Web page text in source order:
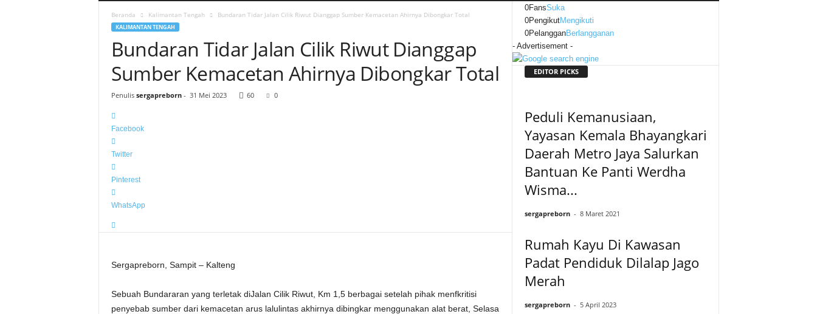
Beranda Kalimantan Tengah Bundaran Tidar Jalan Cilik Riwut Dianggap Sumber Kemacetan Ahirnya Dibongkar Total
KALIMANTAN TENGAH
Bundaran Tidar Jalan Cilik Riwut Dianggap
Sumber Kemacetan Ahirnya Dibongkar Total
Penulis sergapreborn- 31 Mei 2023 60 0
Facebook
Twitter
Pinterest
WhatsApp
Sergapreborn, Sampit – Kalteng
Sebuah Bundararan yang terletak diJalan Cilik Riwut, Km 1,5 berbagai setelah pihak menfkritisi
penyebab sumber dari kemacetan arus lalulintas akhirnya dibingkar menggunakan alat berat, Selasa
0FansSuka
0PengikutMengikuti
0PelangganBerlangganan
- Advertisement -
EDITOR PICKS
Peduli Kemanusiaan,
Yayasan Kemala Bhayangkari
Daerah Metro Jaya Salurkan
Bantuan Ke Panti Werdha
Wisma...
sergapreborn - 8 Maret 2021
Rumah Kayu Di Kawasan
Padat Pendiduk Dilalap Jago
Merah
sergapreborn - 5 April 2023